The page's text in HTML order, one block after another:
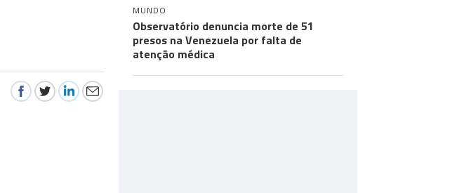
MUNDO
Observatório denuncia morte de 51
presos na Venezuela por falta de
atenção médica